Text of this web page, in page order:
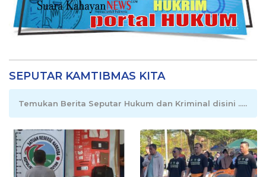
SEPUTAR KAMTIBMAS KITA
Temukan Berita Seputar Hukum dan Kriminal disini .....